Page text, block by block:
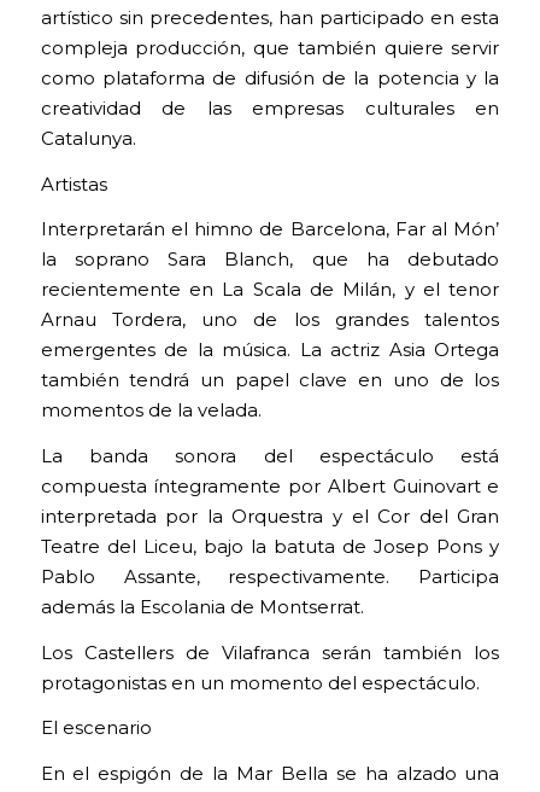
artístico sin precedentes, han participado en esta
compleja producción, que también quiere servir
como plataforma de difusión de la potencia y la
creatividad de las empresas culturales en
Catalunya.
Artistas
Interpretarán el himno de Barcelona, Far al Món’
la soprano Sara Blanch, que ha debutado
recientemente en La Scala de Milán, y el tenor
Arnau Tordera, uno de los grandes talentos
emergentes de la música. La actriz Asia Ortega
también tendrá un papel clave en uno de los
momentos de la velada.
La banda sonora del espectáculo está
compuesta íntegramente por Albert Guinovart e
interpretada por la Orquestra y el Cor del Gran
Teatre del Liceu, bajo la batuta de Josep Pons y
Pablo Assante, respectivamente. Participa
además la Escolania de Montserrat.
Los Castellers de Vilafranca serán también los
protagonistas en un momento del espectáculo.
El escenario
En el espigón de la Mar Bella se ha alzado una